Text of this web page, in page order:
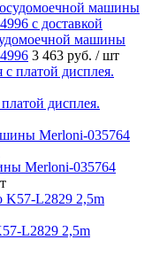
машины
3 463 руб. / шт
дисплея.
Merloni-035764
L2829 2,5m